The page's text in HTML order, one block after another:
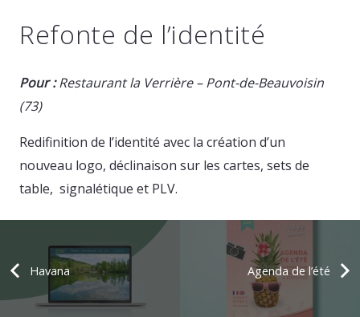
Refonte de l’identité
Pour :Restaurant la Verrière – Pont-de-Beauvoisin
(73)
Redifinition de l’identité avec la création d’un
nouveau logo, déclinaison sur les cartes, sets de
table, signalétique et PLV.
Havana Agenda de l’été